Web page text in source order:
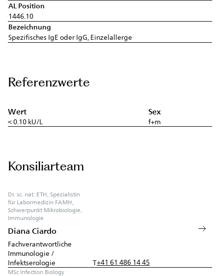
AL Position
1446.10
Bezeichnung
Spezifisches IgE oder IgG, Einzelallerge
Referenzwerte
Wert Sex
< 0.10 kU/L f+m
Konsiliarteam
Dr. sc. nat. ETH, Spezialistin
für Labormedizin FAMH,
Schwerpunkt Mikrobiologie,
Immunologie
Diana Ciardo
Fachverantwortliche
Immunologie /
Infektserologie
T+41 61 486 14 45
MSc Infection Biology